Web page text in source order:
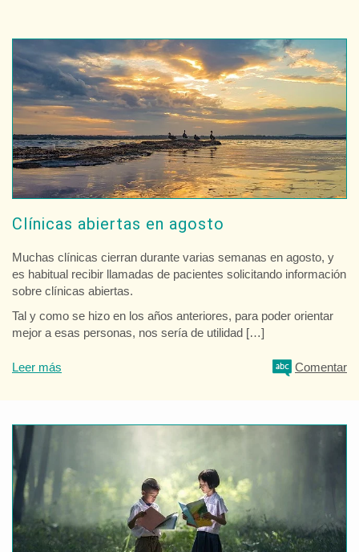
Clínicas abiertas en agosto
Muchas clínicas cierran durante varias semanas en agosto, y
es habitual recibir llamadas de pacientes solicitando información
sobre clínicas abiertas.
Tal y como se hizo en los años anteriores, para poder orientar
mejor a esas personas, nos sería de utilidad […]
Leer más Comentar